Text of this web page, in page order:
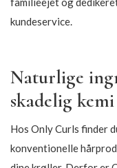
kundeservice.
Naturlige
skadelig kemi
Hos Only Curls finder
konventionelle